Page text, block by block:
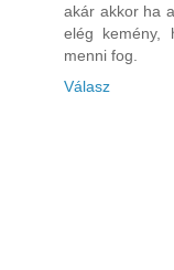
akár akkor ha
elég kemény,
menni fog.
Válasz